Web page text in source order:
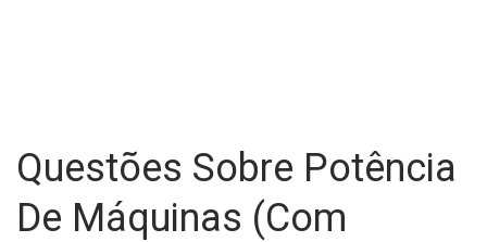
Questões Sobre Potência
De Máquinas (com